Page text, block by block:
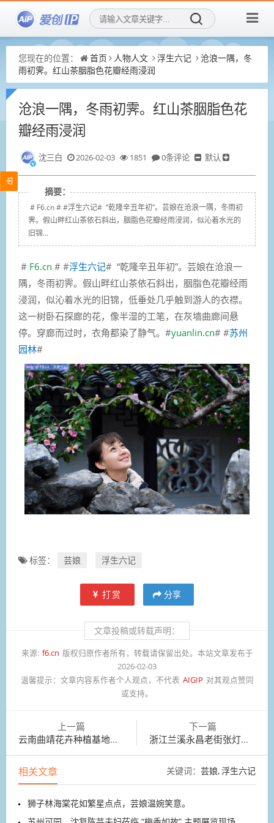
您现在的位置： 首页 人物人文 浮生六记
沧浪一隅，冬
雨初霁。红山茶胭脂色花瓣经雨浸润
沧浪一隅，冬雨初霁。红山茶胭脂色花
瓣经雨浸润
沈三白 2026-02-03 1851 0条评论 默认
摘要：
# F6.cn # #浮生六记# “乾隆辛丑年初”。芸娘在沧浪一隅，冬雨初
霁。假山畔红山茶依石斜出，胭脂色花瓣经雨浸润，似沁着水光的
旧锦...
# F6.cn # #浮生六记# “乾隆辛丑年初”。芸娘在沧浪一
隅，冬雨初霁。假山畔红山茶依石斜出，胭脂色花瓣经雨
浸润，似沁着水光的旧锦，低垂处几乎触到游人的衣襟。
这一树卧石探廊的花，像半湿的工笔，在灰墙曲廊间悬
停。穿廊而过时，衣角都染了静气。#yuanlin.cn# #苏州
园林#
标签： 芸娘 浮生六记
打赏 分享
文章投稿或转载声明：
来源: f6.cn 版权归原作者所有，转载请保留出处。本站文章发布于
2026-02-03
温馨提示： 文章内容系作者个人观点，不代表 AIGIP 对其观点赞同
或支持。
上一篇
云南曲靖花卉种植基地，花农们正忙着采收、打包、运输
下一篇
浙江兰溪永昌老街张灯结彩，年味浓郁
相关文章 关键词： 芸娘 浮生六记
狮子林海棠花如繁星点点，芸娘温婉笑意。